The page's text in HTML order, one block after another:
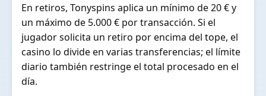
En retiros, Tonyspins aplica un mínimo de 20 € y
un máximo de 5.000 € por transacción. Si el
jugador solicita un retiro por encima del tope, el
casino lo divide en varias transferencias; el límite
diario también restringe el total procesado en el
día.